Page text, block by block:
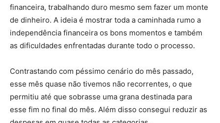
financeira, trabalhando duro mesmo sem fazer um monte
de dinheiro. A ideia é mostrar toda a caminhada rumo a
independência financeira os bons momentos e também
as dificuldades enfrentadas durante todo o processo.
Contrastando com péssimo cenário do mês passado,
esse mês quase não tivemos não recorrentes, o que
permitiu até que sobrasse uma grana destinada para
esse fim no final do mês. Além disso consegui reduzir as